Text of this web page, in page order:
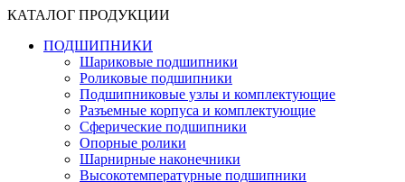
КАТАЛОГ ПРОДУКЦИИ
ПОДШИПНИКИ
Шариковые подшипники
Роликовые подшипники
Подшипниковые узлы и комплектующие
Разъемные корпуса и комплектующие
Сферические подшипники
Опорные ролики
Шарнирные наконечники
Высокотемпературные подшипники